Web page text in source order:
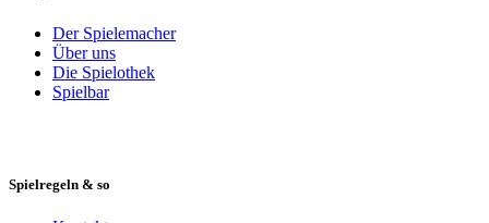
Der Spielemacher
Über uns
Die Spielothek
Spielbar
Spielregeln & so